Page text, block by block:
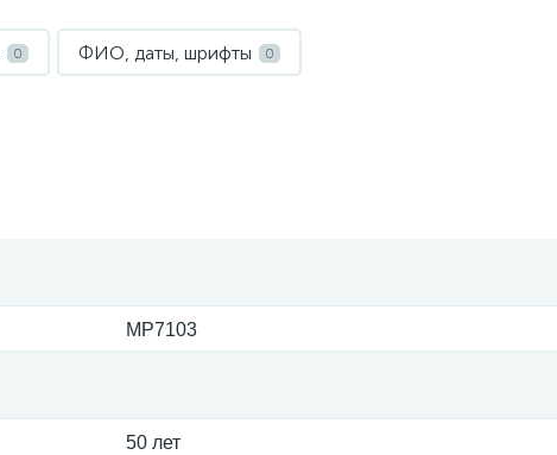
0 ФИО, даты, шрифты 0
MP7103
50 лет